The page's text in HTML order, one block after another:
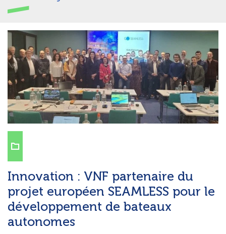
Innovation : VNF partenaire du
projet européen SEAMLESS pour le
développement de bateaux
autonomes